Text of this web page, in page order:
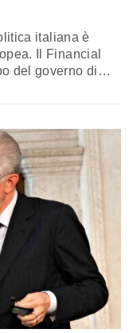
italiana è
Il Financial
del governo di
del